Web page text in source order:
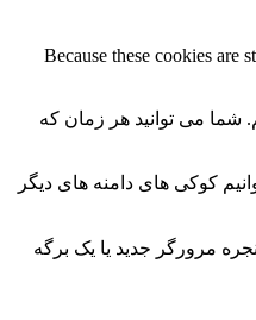
Because these cookies are
شما می توانید هر زمان که
کوکی های دامنه های دیگر
هنگام باز کردن یک پنجره مرورگر جدید یا یک برگه